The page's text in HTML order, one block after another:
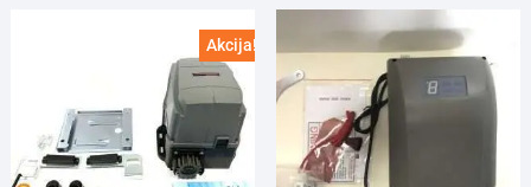
Akcija!